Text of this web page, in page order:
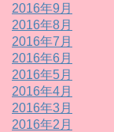
2016年9月
2016年8月
2016年7月
2016年6月
2016年5月
2016年4月
2016年3月
2016年2月